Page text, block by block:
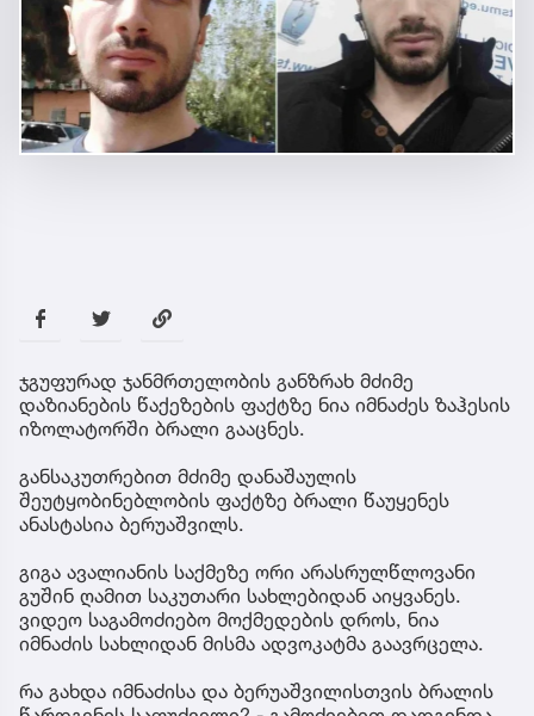
ჯგუფურად ჯანმრთელობის განზრახ მძიმე
დაზიანების წაქეზების ფაქტზე ნია იმნაძეს ზაჰესის
იზოლატორში ბრალი გააცნეს.
განსაკუთრებით მძიმე დანაშაულის
შეუტყობინებლობის ფაქტზე ბრალი წაუყენეს
ანასტასია ბერუაშვილს.
გიგა ავალიანის საქმეზე ორი არასრულწლოვანი
გუშინ ღამით საკუთარი სახლებიდან აიყვანეს.
ვიდეო საგამოძიებო მოქმედების დროს, ნია
იმნაძის სახლიდან მისმა ადვოკატმა გაავრცელა.
რა გახდა იმნაძისა და ბერუაშვილისთვის ბრალის